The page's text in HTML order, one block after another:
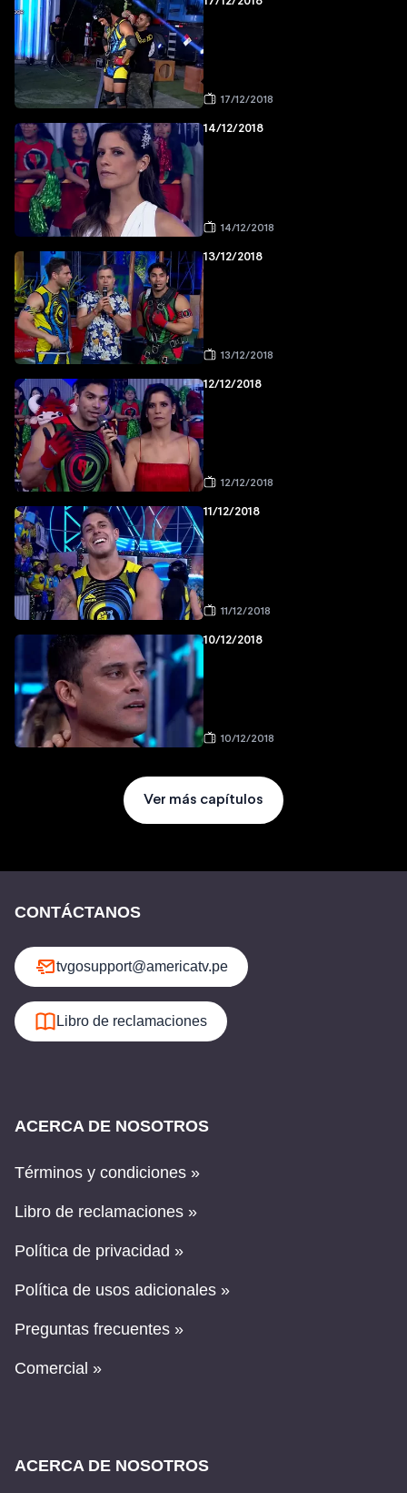
17/12/2018
14/12/2018
14/12/2018
13/12/2018
13/12/2018
12/12/2018
12/12/2018
11/12/2018
11/12/2018
10/12/2018
10/12/2018
Ver más capítulos
CONTÁCTANOS
tvgosupport@americatv.pe
Libro de reclamaciones
ACERCA DE NOSOTROS
Términos y condiciones »
Libro de reclamaciones »
Política de privacidad »
Política de usos adicionales »
Preguntas frecuentes »
Comercial »
ACERCA DE NOSOTROS